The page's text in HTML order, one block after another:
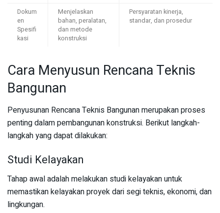
Dokum
en
Spesifi
kasi
Menjelaskan
bahan, peralatan,
dan metode
konstruksi
Persyaratan kinerja,
standar, dan prosedur
Cara Menyusun Rencana Teknis
Bangunan
Penyusunan Rencana Teknis Bangunan merupakan proses
penting dalam pembangunan konstruksi. Berikut langkah-
langkah yang dapat dilakukan:
Studi Kelayakan
Tahap awal adalah melakukan studi kelayakan untuk
memastikan kelayakan proyek dari segi teknis, ekonomi, dan
lingkungan.